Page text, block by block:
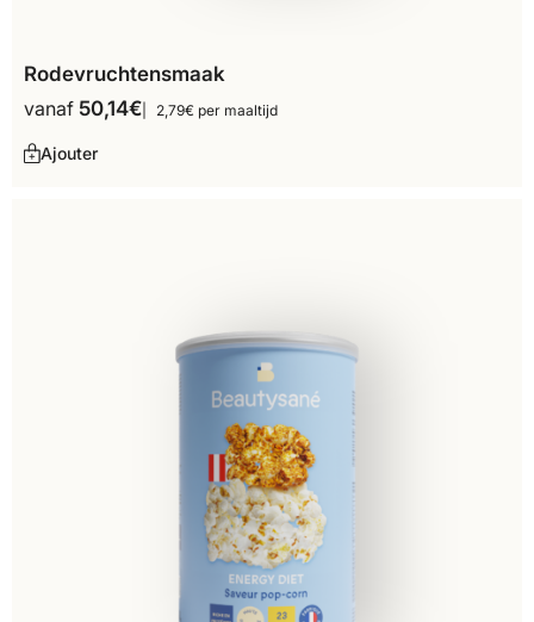
Rodevruchtensmaak
vanaf 50,14€ 2,79€ per maaltijd
Ajouter